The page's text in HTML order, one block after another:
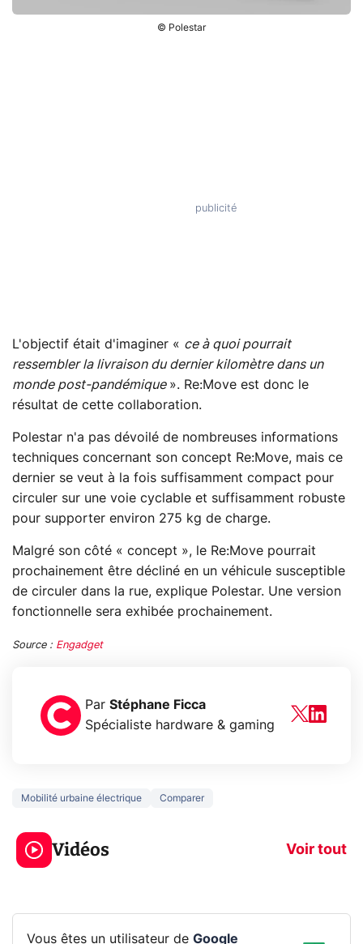
© Polestar
L'objectif était d'imaginer « ce à quoi pourrait
ressembler la livraison du dernier kilomètre dans un
monde post-pandémique ». Re:Move est donc le
résultat de cette collaboration.
Polestar n'a pas dévoilé de nombreuses informations
techniques concernant son concept Re:Move, mais ce
dernier se veut à la fois suffisamment compact pour
circuler sur une voie cyclable et suffisamment robuste
pour supporter environ 275 kg de charge.
Malgré son côté « concept », le Re:Move pourrait
prochainement être décliné en un véhicule susceptible
de circuler dans la rue, explique Polestar. Une version
fonctionnelle sera exhibée prochainement.
Source : Engadget
Par Stéphane Ficca
Spécialiste hardware & gaming
Mobilité urbaine électrique Comparer
Vidéos Voir tout
3 écrans en 1 pour
319€ ? Voici L'AOC
CQ32G4ZA !
prochaine
Vous êtes un utilisateur de Google